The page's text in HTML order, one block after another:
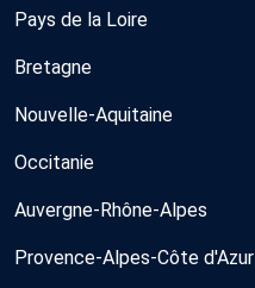
Pays de la Loire
Bretagne
Nouvelle-Aquitaine
Occitanie
Auvergne-Rhône-Alpes
Provence-Alpes-Côte d'Azur